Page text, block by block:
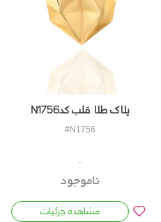
پلاک طلا قلب کدN1756
#N1756
ناموجود
مشاهده جزئیات